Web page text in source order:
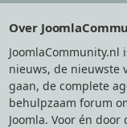
Over
JoomlaCommunity.nl
nieuws, de nieuwste
gaan, de complete
behulpzaam forum
Joomla. Voor én